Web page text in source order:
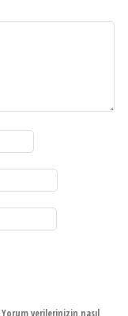
Yorum verilerinizin nasıl